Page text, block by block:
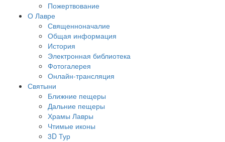
Пожертвование
О Лавре
Священноначалие
Общая информация
История
Электронная библиотека
Фотогалерея
Онлайн-трансляция
Святыни
Ближние пещеры
Дальние пещеры
Храмы Лавры
Чтимые иконы
3D Тур